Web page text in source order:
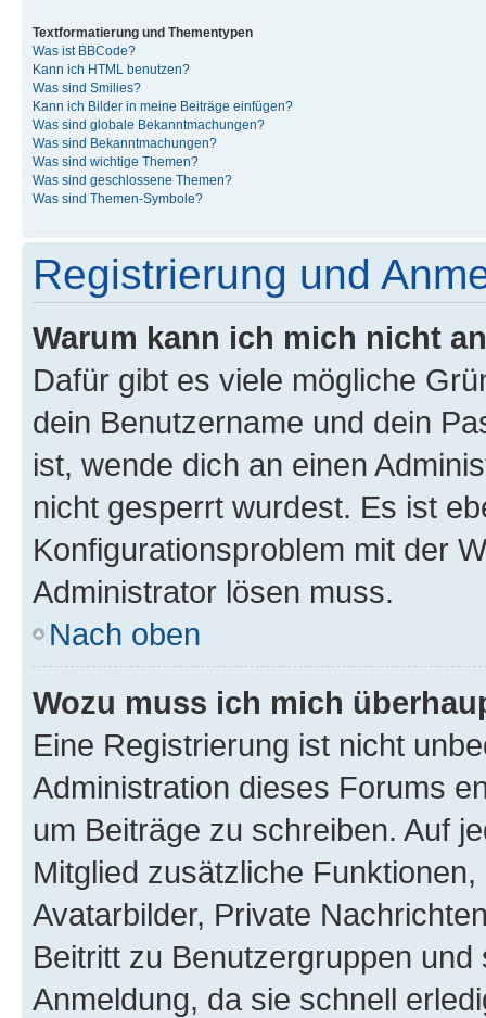
Textformatierung und Thementypen
Was ist BBCode?
Kann ich HTML benutzen?
Was sind Smilies?
Kann ich Bilder in meine Beiträge einfügen?
Was sind globale Bekanntmachungen?
Was sind Bekanntmachungen?
Was sind wichtige Themen?
Was sind geschlossene Themen?
Was sind Themen-Symbole?
Registrierung und
Warum kann ich mich nicht
Dafür gibt es viele mögliche
dein Benutzername und dein
ist, wende dich an einen
nicht gesperrt wurdest. Es ist
Konfigurationsproblem mit der
Administrator lösen muss.
Nach oben
Wozu muss ich mich
Eine Registrierung ist nicht
Administration dieses Forums
um Beiträge zu schreiben. Auf
Mitglied zusätzliche
Avatarbilder, Private
Beitritt zu Benutzergruppen
Anmeldung, da sie schnell